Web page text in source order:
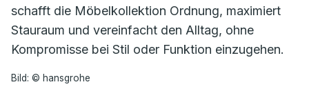
schafft die Möbelkollektion Ordnung, maximiert
Stauraum und vereinfacht den Alltag, ohne
Kompromisse bei Stil oder Funktion einzugehen.
Bild: © hansgrohe